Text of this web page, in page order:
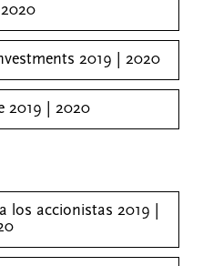
2019 | 2020
2019 | 2020
los accionistas 2019 |